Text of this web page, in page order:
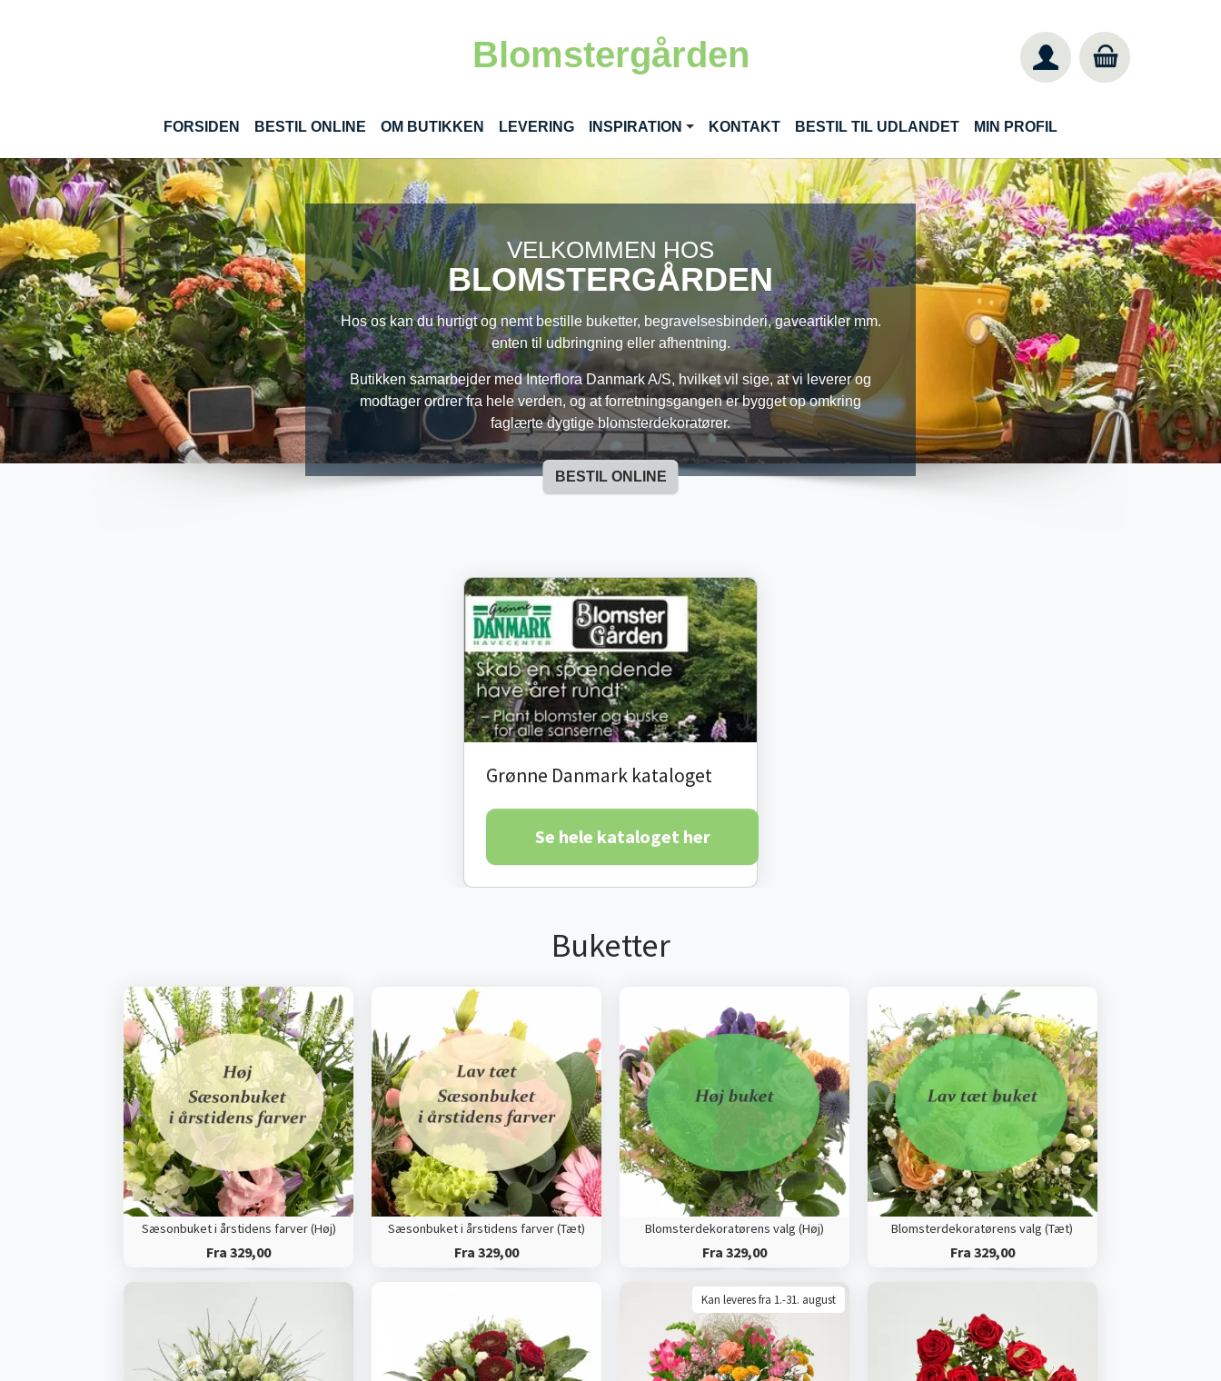
Blomstergården
FORSIDEN(CURRENT)
BESTIL ONLINE OM BUTIKKEN LEVERING INSPIRATION KONTAKT BESTIL TIL UDLANDET MIN PROFIL
VELKOMMEN HOS
BLOMSTERGÅRDEN
Hos os kan du hurtigt og nemt bestille buketter, begravelsesbinderi, gaveartikler mm.
enten til udbringning eller afhentning.
Butikken samarbejder med Interflora Danmark A/S, hvilket vil sige, at vi leverer og
modtager ordrer fra hele verden, og at forretningsgangen er bygget op omkring
faglærte dygtige blomsterdekoratører.
BESTIL ONLINE
Grønne Danmark kataloget
Se hele kataloget her
Buketter
Sæsonbuket i årstidens farver (Høj)
Fra 329,00
Sæsonbuket i årstidens farver (Tæt)
Fra 329,00
Blomsterdekoratørens valg (Høj)
Fra 329,00
Blomsterdekoratørens valg (Tæt)
Fra 329,00
Kan leveres fra 1.-31. august